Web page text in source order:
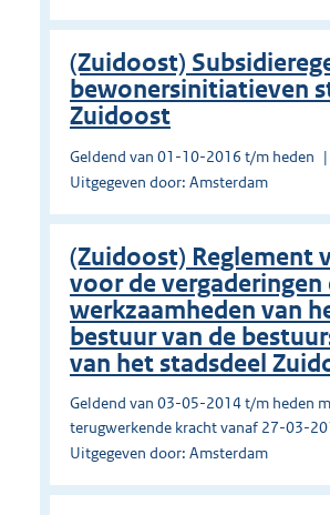
(Zuidoost)
bewonersinitiatieven
Zuidoost
Geldend van 01-10-2016 t/m heden
Uitgegeven door: Amsterdam
(Zuidoost) Reglement
voor de vergaderingen
werkzaamheden van
bestuur van de
van het stadsdeel
Geldend van 03-05-2014 t/m heden
terugwerkende kracht vanaf 27-03-
Uitgegeven door: Amsterdam